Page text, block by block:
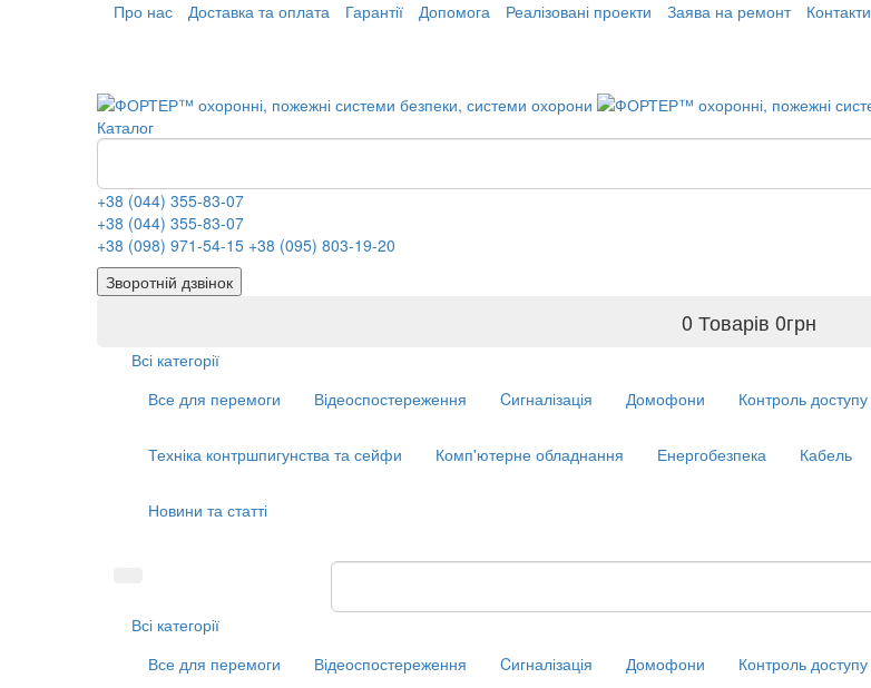
Про нас Доставка та оплата Гарантії Допомога Реалізовані проекти Заява на ремонт Контакти
Каталог
+38 (044) 355-83-07
+38 (044) 355-83-07
+38 (098) 971-54-15 +38 (095) 803-19-20
Зворотній дзвінок
0 Товарів 0грн
Всі категорії
Все для перемоги
Відеоспостереження Cигналізація Домофони Контроль доступу
Техніка контршпигунства та сейфи Комп'ютерне обладнання Енергобезпека Кабель
Новини та статті
Всі категорії
Все для перемоги
Відеоспостереження Cигналізація Домофони Контроль доступу